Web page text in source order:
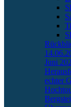
Juni
echter